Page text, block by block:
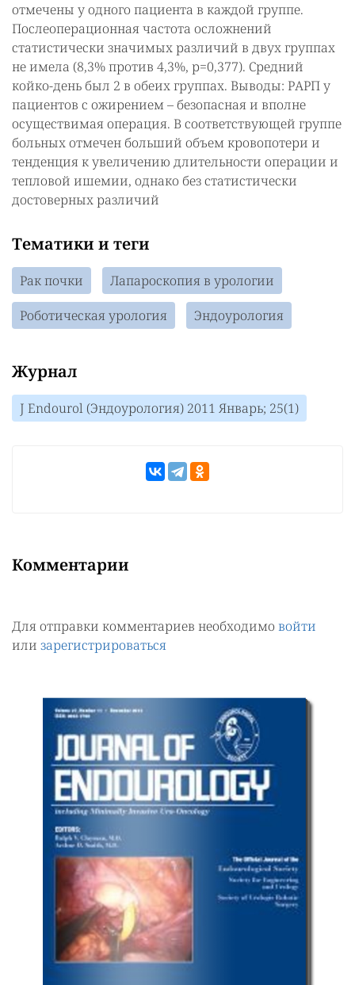
отмечены у одного пациента в каждой группе.
Послеоперационная частота осложнений
статистически значимых различий в двух группах
не имела (8,3% против 4,3%, р=0,377). Средний
койко-день был 2 в обеих группах. Выводы: РАРП у
пациентов с ожирением – безопасная и вполне
осуществимая операция. В соответствующей группе
больных отмечен больший объем кровопотери и
тенденция к увеличению длительности операции и
тепловой ишемии, однако без статистически
достоверных различий
Тематики и теги
Рак почки
Лапароскопия в урологии
Роботическая урология
Эндоурология
Журнал
J Endourol (Эндоурология) 2011 Январь; 25(1)
Комментарии
Для отправки комментариев необходимо войти
или зарегистрироваться